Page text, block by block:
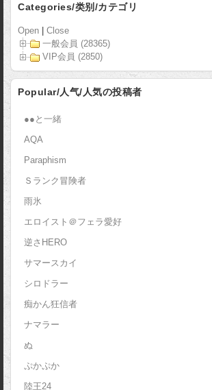
Categories/类别/カテゴリ
Open
Close
一般会員 (28365)
VIP会員 (2850)
Popular/人气/人気の投稿者
●●と一緒
AQA
Paraphism
Ｓランク冒険者
雨氷
エロイスト＠フェラ愛好
逆さHERO
サマースカイ
シロドラー
痴かん狂信者
ナマラー
ぬ
ぷかぷか
陸王24